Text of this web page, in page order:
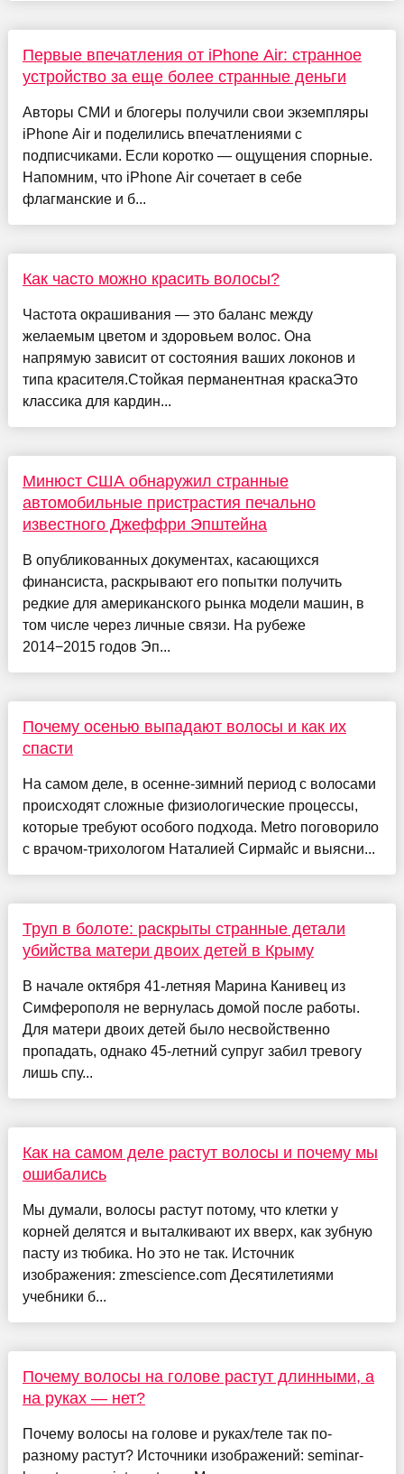
Первые впечатления от iPhone Air: странное
устройство за еще более странные деньги
Авторы СМИ и блогеры получили свои экземпляры
iPhone Air и поделились впечатлениями с
подписчиками. Если коротко — ощущения спорные.
Напомним, что iPhone Air сочетает в себе
флагманские и б...
Как часто можно красить волосы?
Частота окрашивания — это баланс между
желаемым цветом и здоровьем волос. Она
напрямую зависит от состояния ваших локонов и
типа красителя.Стойкая перманентная краскаЭто
классика для кардин...
Минюст США обнаружил странные
автомобильные пристрастия печально
известного Джеффри Эпштейна
В опубликованных документах, касающихся
финансиста, раскрывают его попытки получить
редкие для американского рынка модели машин, в
том числе через личные связи. На рубеже
2014−2015 годов Эп...
Почему осенью выпадают волосы и как их
спасти
На самом деле, в осенне-зимний период с волосами
происходят сложные физиологические процессы,
которые требуют особого подхода. Metro поговорило
с врачом-трихологом Наталией Сирмайс и выясни...
Труп в болоте: раскрыты странные детали
убийства матери двоих детей в Крыму
В начале октября 41-летняя Марина Канивец из
Симферополя не вернулась домой после работы.
Для матери двоих детей было несвойственно
пропадать, однако 45-летний супруг забил тревогу
лишь спу...
Как на самом деле растут волосы и почему мы
ошибались
Мы думали, волосы растут потому, что клетки у
корней делятся и выталкивают их вверх, как зубную
пасту из тюбика. Но это не так. Источник
изображения: zmescience.com Десятилетиями
учебники б...
Почему волосы на голове растут длинными, а
на руках — нет?
Почему волосы на голове и руках/теле так по-
разному растут? Источники изображений: seminar-